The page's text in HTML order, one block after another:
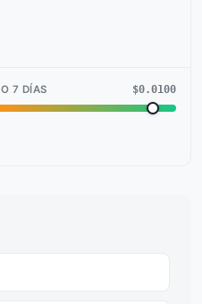
7 DÍAS $0.0100